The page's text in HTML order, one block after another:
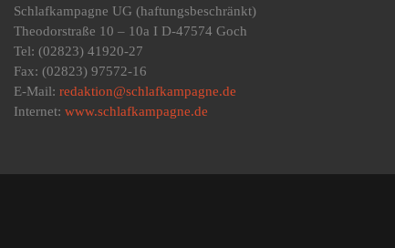
Schlafkampagne UG (haftungsbeschränkt)
Theodorstraße 10 – 10a I D-47574 Goch
Tel: (02823) 41920-27
Fax: (02823) 97572-16
E-Mail: redaktion@schlafkampagne.de
Internet: www.schlafkampagne.de